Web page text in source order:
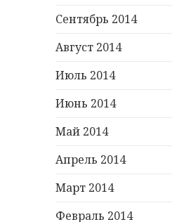
Сентябрь 2014
Август 2014
Июль 2014
Июнь 2014
Май 2014
Апрель 2014
Март 2014
Февраль 2014